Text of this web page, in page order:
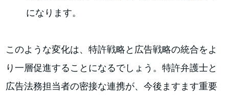
になります。
このような変化は、特許戦略と広告戦略の統合をよ
り一層促進することになるでしょう。特許弁護士と
広告法務担当者の密接な連携が、今後ますます重要